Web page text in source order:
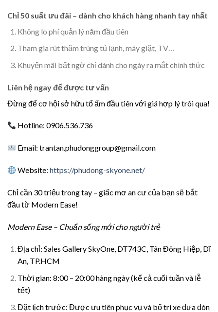
Chỉ 50 suất ưu đãi – dành cho khách hàng nhanh tay nhất
Không lo phí quản lý năm đầu tiên
Tham gia rút thăm trúng tủ lạnh, máy giặt, TV…
Khuyến mãi bất ngờ chỉ dành cho ngày ra mắt chính thức
Liên hệ ngay để được tư vấn
Đừng để cơ hội sở hữu tổ ấm đầu tiên với giá hợp lý trôi qua!
Hotline: 0906.536.736
Email:trantan.phudonggroup@gmail.com
Website:https://phudong-skyone.net/
Chỉ cần 30 triệu trong tay – giấc mơ an cư của bạn sẽ bắt
đầu từ Modern Ease!
Modern Ease – Chuẩn sống mới cho người trẻ
Địa chỉ: Sales Gallery SkyOne, DT743C, Tân Đông Hiệp, Dĩ
An, TP.HCM
Thời gian: 8:00 – 20:00 hàng ngày (kể cả cuối tuần và lễ
tết)
Đặt lịch trước: Được ưu tiên phục vụ và bố trí xe đưa đón